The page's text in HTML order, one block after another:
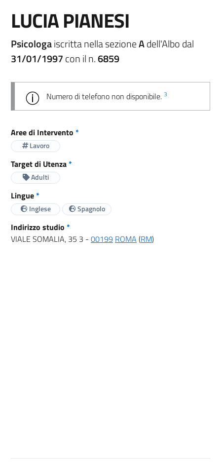
LUCIA PIANESI
Psicologaiscritta nella sezioneAdell'Albo dal
31/01/1997con il n.6859
Numero di telefono non disponibile. 3
Aree di Intervento *
Lavoro
Target di Utenza*
Adulti
Lingue*
Inglese Spagnolo
Indirizzo studio *
VIALE SOMALIA, 35 3 - 00199 ROMA (RM)